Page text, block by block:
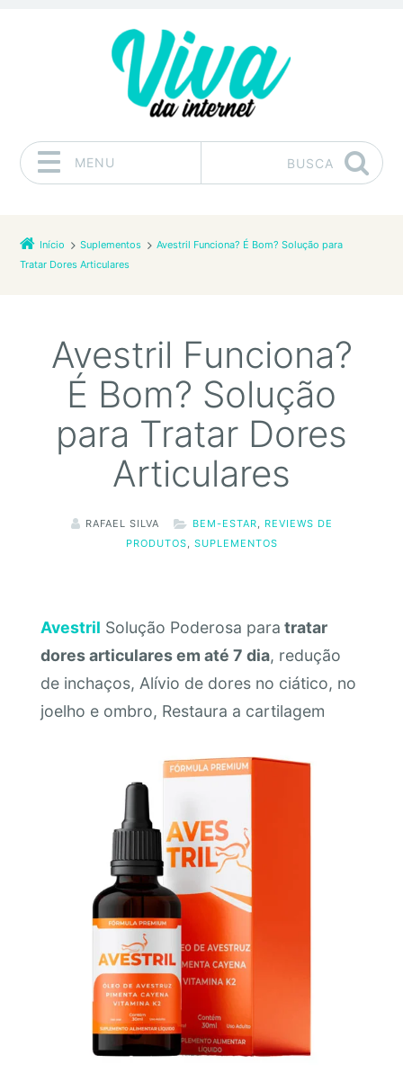
MENU BUSCA
Início Suplementos
Avestril Funciona? É Bom? Solução para
Tratar Dores Articulares
Avestril Funciona?
É Bom? Solução
para Tratar Dores
Articulares
RAFAEL SILVA BEM-ESTAR, REVIEWS DE
PRODUTOS, SUPLEMENTOS
Avestril Solução Poderosa para tratar
dores articulares em até 7 dia, redução
de inchaços, Alívio de dores no ciático, no
joelho e ombro, Restaura a cartilagem